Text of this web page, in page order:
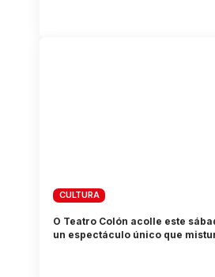
CULTURA
O Teatro Colón acolle este
un espectáculo único que